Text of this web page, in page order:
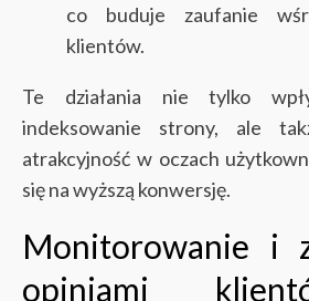
co buduje zaufanie
klientów.
Te działania nie tylko
indeksowanie strony, ale
atrakcyjność w oczach
się na wyższą konwersję.
Monitorowanie i
opiniami